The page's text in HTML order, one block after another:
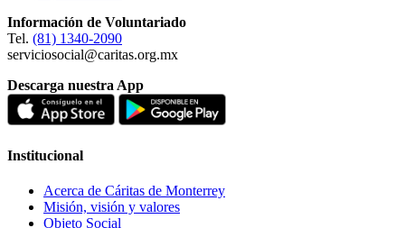
Información de Voluntariado
Tel. (81) 1340-2090
serviciosocial@caritas.org.mx
Descarga nuestra App
Institucional
Acerca de Cáritas de Monterrey
Misión, visión y valores
Objeto Social